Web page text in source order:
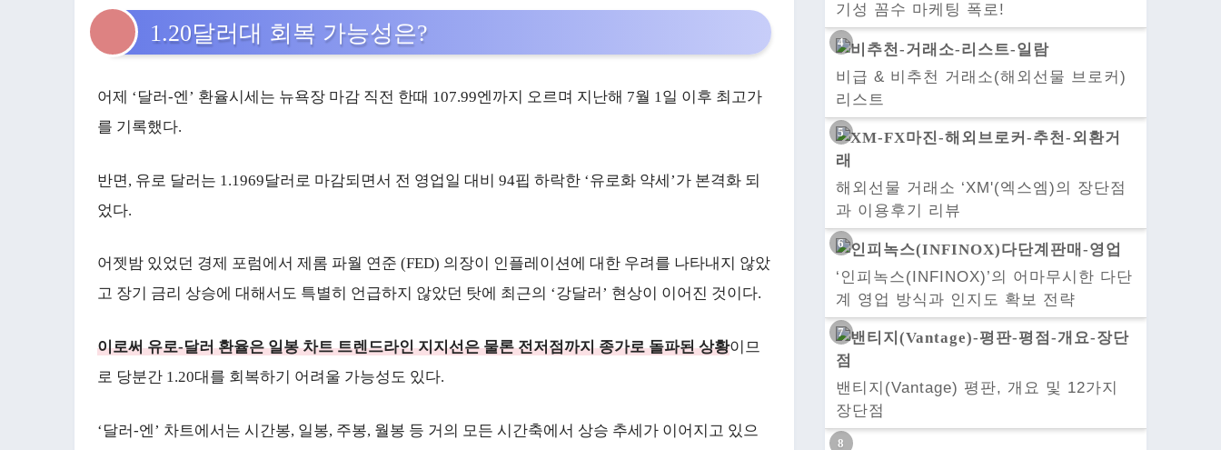
1.20달러대 회복 가능성은?
어제 ‘달러-엔’ 환율시세는 뉴욕장 마감 직전 한때 107.99엔까지 오르며 지난해 7월 1일 이후 최고가
를 기록했다.
반면, 유로 달러는 1.1969달러로 마감되면서 전 영업일 대비 94핍 하락한 ‘유로화 약세’가 본격화 되
었다.
어젯밤 있었던 경제 포럼에서 제롬 파월 연준 (FED) 의장이 인플레이션에 대한 우려를 나타내지 않았
고 장기 금리 상승에 대해서도 특별히 언급하지 않았던 탓에 최근의 ‘강달러’ 현상이 이어진 것이다.
이로써 유로-달러 환율은 일봉 차트 트렌드라인 지지선은 물론 전저점까지 종가로 돌파된 상황이므
로 당분간 1.20대를 회복하기 어려울 가능성도 있다.
‘달러-엔’ 차트에서는 시간봉, 일봉, 주봉, 월봉 등 거의 모든 시간축에서 상승 추세가 이어지고 있으
기성 꼼수 마케팅 폭로!
비급 & 비추천 거래소(해외선물 브로커)
리스트
해외선물 거래소 ‘XM'(엑스엠)의 장단점
과 이용후기 리뷰
‘인피녹스(INFINOX)’의 어마무시한 다단
계 영업 방식과 인지도 확보 전략
밴티지(Vantage) 평판, 개요 및 12가지
장단점